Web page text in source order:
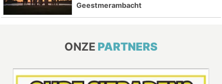
Geestmerambacht
ONZE PARTNERS